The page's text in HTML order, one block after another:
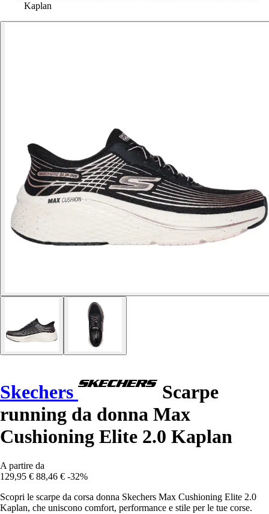
Kaplan
Skechers
Scarpe
running da donna Max
Cushioning Elite 2.0 Kaplan
A partire da
129,95 € 88,46 € -32%
Scopri le scarpe da corsa donna Skechers Max Cushioning Elite 2.0
Kaplan, che uniscono comfort, performance e stile per le tue corse.